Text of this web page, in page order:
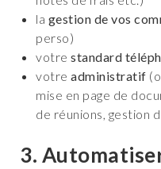
la gestion de vos
perso)
votre standard
votre administratif
mise en page de
de réunions, gestion
3.